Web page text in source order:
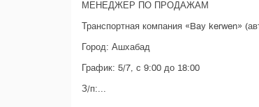
МЕНЕДЖЕР ПО ПРОДАЖАМ
Транспортная компания «Bay kerwen»
Город: Ашхабад
График: 5/7, с 9:00 до 18:00
З/п:...